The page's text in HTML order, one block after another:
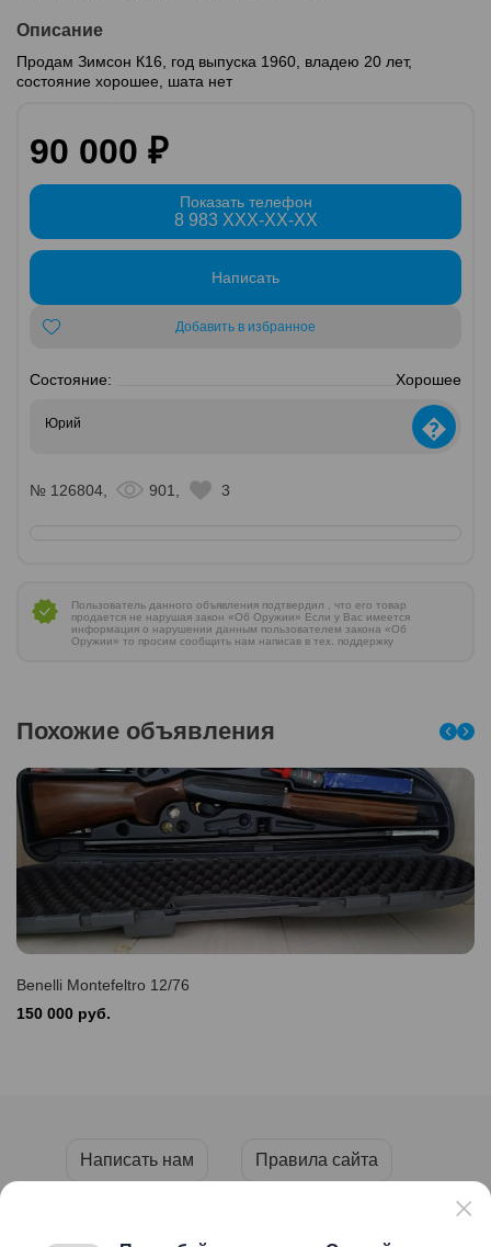
Описание
Продам Зимсон К16, год выпуска 1960, владею 20 лет,
состояние хорошее, шата нет
90 000 ₽
Показать телефон
8 983 XXX-XX-XX
Написать
Добавить в избранное
Состояние: Хорошее
Юрий �
№ 126804, 901, 3
Пользователь данного объявления подтвердил , что его товар
продается не нарушая закон «Об Оружии» Если у Вас имеется
информация о нарушении данным пользователем закона «Об
Оружии» то просим сообщить нам написав в тех. поддержку
Похожие объявления
Benelli Montefeltro 12/76
150 000 руб.
Написать нам Правила сайта